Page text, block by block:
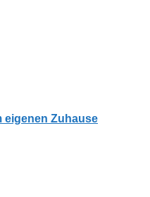
eigenen Zuhause